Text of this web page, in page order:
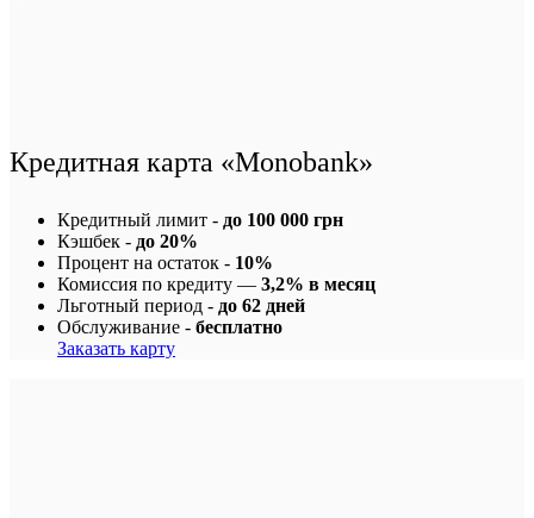
Кредитная карта «Monobank»
Кредитный лимит - до 100 000 грн
Кэшбек - до 20%
Процент на остаток - 10%
Комиссия по кредиту — 3,2% в месяц
Льготный период - до 62 дней
Обслуживание - бесплатно
Заказать карту